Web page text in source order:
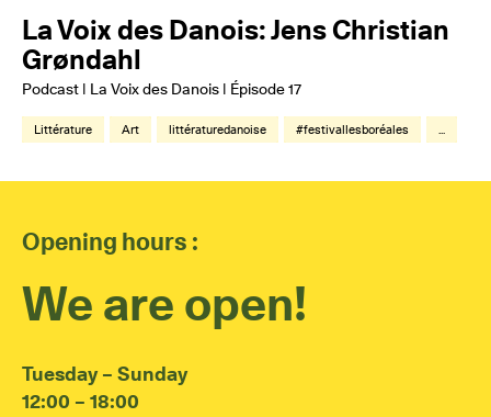
La Voix des Danois: Jens Christian
Grøndahl
Podcast | La Voix des Danois | Épisode 17
Littérature Art littératuredanoise #festivallesboréales ...
Opening hours :
We are open!
Tuesday – Sunday
12:00 – 18:00